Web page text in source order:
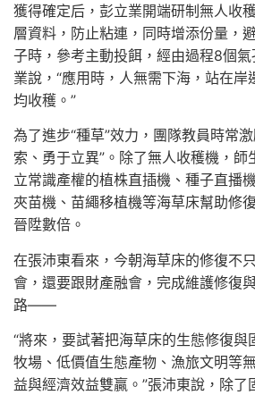
獲得確定后，彭立業開端研制無人收
層資料，防止粘連，同時增添份量，
子時，參考主動投餌，經由過程8個氣
業說，“應用時，人無需下海，站在岸
均收穫。”
為了進步“種草”效力，團隊教員時常
索、勇于立異”。除了無人收穫機，師
立常識產權的植株直插機、種子直播
夾苗機、苗繩移植機等海草床幫助修
晉陞數倍。
在張沛東看來，今朝海草床的修復不
會，還要跟財產融會，完成維護修復
路——
“將來，要試著把海草床的生態修復與
牧場、低價值生態產物、漁旅文明等
益與經濟效益雙贏。”張沛東說，除了